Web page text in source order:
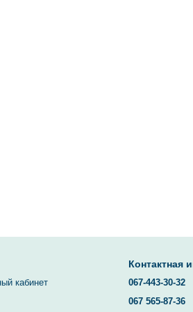
кабинет
Контактная
067-443-30-32
067 565-87-36